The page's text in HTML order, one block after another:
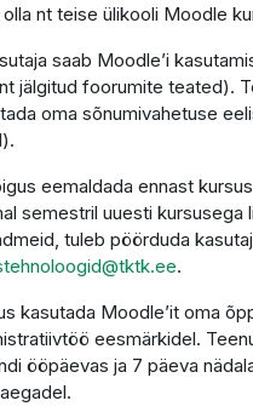
nt teise ülikooli Moodle
saab Moodle’i
jälgitud foorumite teated).
oma sõnumivahetuse
eemaldada ennast
semestril uuesti kursusega
tuleb pöörduda
.
kasutada Moodle’it oma
eesmärkidel.
ööpäevas ja 7 päeva